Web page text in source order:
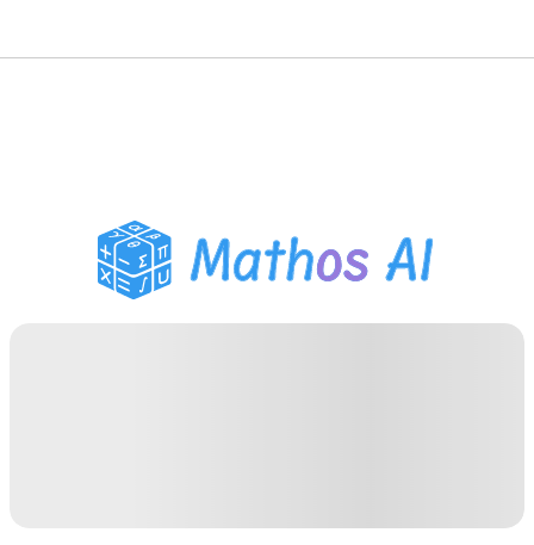
Assistente Compiti PDF
Strumenti di studio